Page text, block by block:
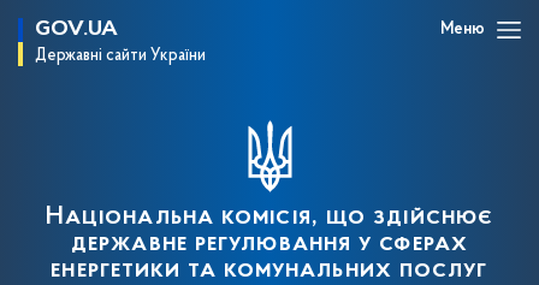
GOV.UA
Державні сайти України
Меню
Національна комісія, що здійснює
державне регулювання у сферах
енергетики та комунальних послуг